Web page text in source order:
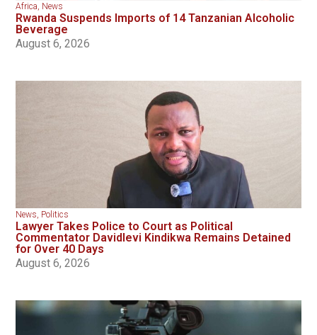
Africa News
Rwanda Suspends Imports of 14 Tanzanian Alcoholic
Beverage
August 6, 2026
News Politics
Lawyer Takes Police to Court as Political
Commentator Davidlevi Kindikwa Remains Detained
for Over 40 Days
August 6, 2026